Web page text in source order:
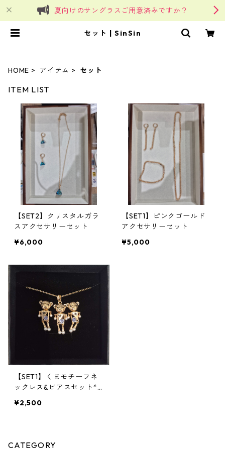
夏向けのサングラスご用意済みですか？
セット | SinSin
HOME アイテム セット
ITEM LIST
【SET2】クリスタルガラ
スアクセサリーセット
¥6,000
【SET1】ピンクゴールド
アクセサリーセット
¥5,000
【SET1】くまモチーフネ
ックレス&ピアスセット**
¥2,500
CATEGORY